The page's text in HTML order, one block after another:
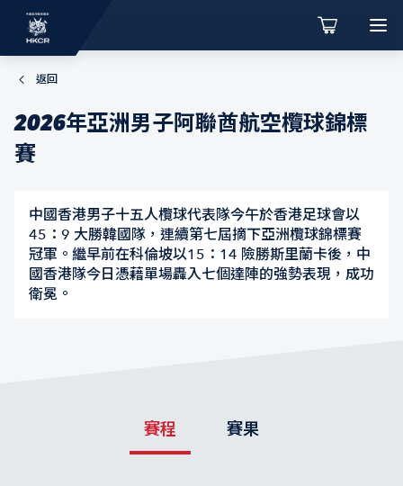
返回
2026年亞洲男子阿聯酋航空欖球錦標
賽
中國香港男子十五人欖球代表隊今午於香港足球會以
45：9 大勝韓國隊，連續第七屆摘下亞洲欖球錦標賽
冠軍。繼早前在科倫坡以15：14 險勝斯里蘭卡後，中
國香港隊今日憑藉單場轟入七個達陣的強勢表現，成功
衛冕。
賽程 賽果